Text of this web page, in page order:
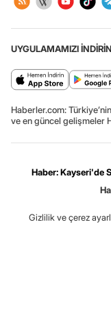
UYGULAMAMIZI İNDİRİN
Haberler.com:
ve en güncel gelişmeler
Haber: Kayseri'de
Gizlilik ve çerez